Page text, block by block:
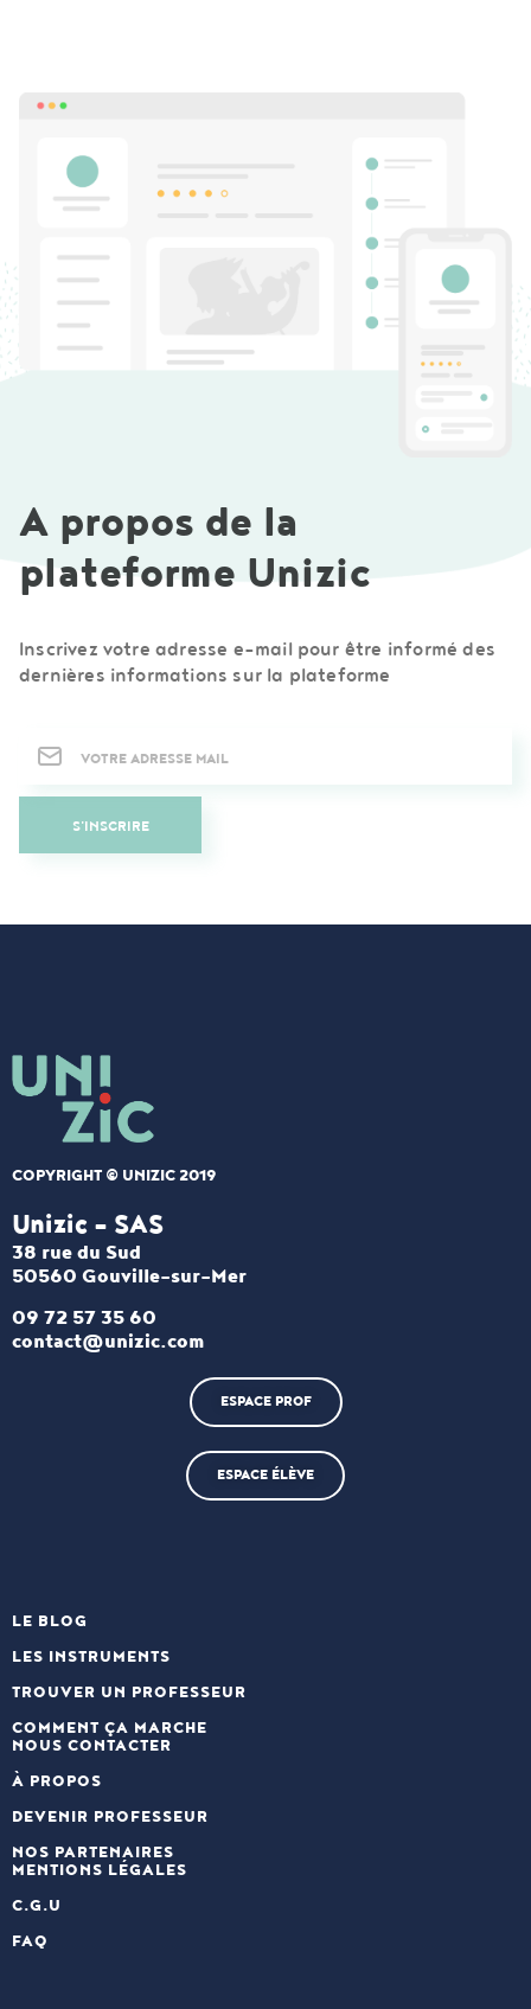
A propos de la
plateforme Unizic
Inscrivez votre adresse e-mail pour être informé des
dernières informations sur la plateforme
S'INSCRIRE
COPYRIGHT © UNIZIC 2019
Unizic - SAS​
38 rue du Sud
50560 Gouville-sur-Mer
09 72 57 35 60
contact@unizic.com
ESPACE PROF
ESPACE ÉLÈVE
LE BLOG
LES INSTRUMENTS
TROUVER UN PROFESSEUR
COMMENT ÇA MARCHE
NOUS CONTACTER
À PROPOS
DEVENIR PROFESSEUR
NOS PARTENAIRES
MENTIONS LÉGALES
C.G.U
FAQ